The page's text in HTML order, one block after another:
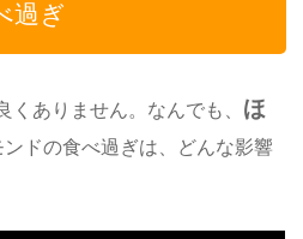
過ぎ
くありません。なんでも、 ほ
ドの食べ過ぎは、どんな影響